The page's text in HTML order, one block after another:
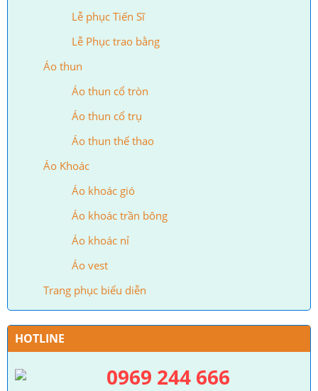
Lễ phục Tiến Sĩ
Lễ Phục trao bằng
Áo thun
Áo thun cổ tròn
Áo thun cổ trụ
Áo thun thể thao
Áo Khoác
Áo khoác gió
Áo khoác trần bông
Áo khoác nỉ
Áo vest
Trang phục biểu diễn
HOTLINE
0969 244 666